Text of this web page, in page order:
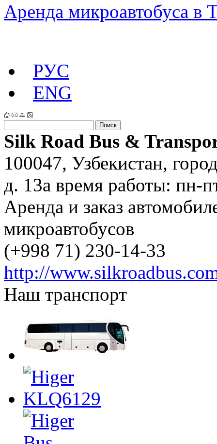
Аренда микроавтобуса в
РУС
ENG
Silk Road Bus &
100047, Узбекистан,
д. 13a время работы: пн-
Аренда и заказ
микроавтобусов
(+998 71) 230-14-33
http://
Наш транспорт